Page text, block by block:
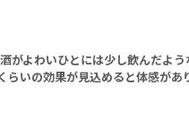
がよわいひとには少し飲んだよ
いの効果が見込めると体感があ